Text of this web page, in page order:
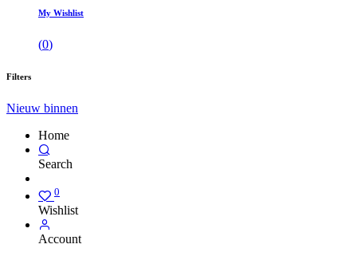
My Wishlist
(0)
Filters
Nieuw binnen
Home
Search
0
Wishlist
Account